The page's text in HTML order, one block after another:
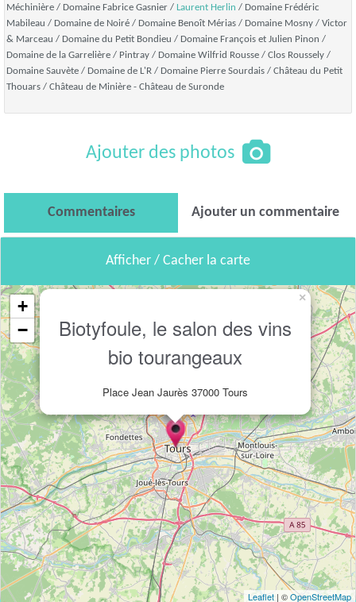
Méchinière / Domaine Fabrice Gasnier / Laurent Herlin / Domaine Frédéric
Mabileau / Domaine de Noiré / Domaine Benoît Mérias / Domaine Mosny / Victor
& Marceau / Domaine du Petit Bondieu / Domaine François et Julien Pinon /
Domaine de la Garrelière / Pintray / Domaine Wilfrid Rousse / Clos Roussely /
Domaine Sauvète / Domaine de L'R / Domaine Pierre Sourdais / Château du Petit
Thouars / Château de Minière - Château de Suronde
Ajouter des photos
Commentaires Ajouter un commentaire
Afficher / Cacher la carte
Biotyfoule, le salon des vins
bio tourangeaux
Place Jean Jaurès 37000 Tours
×
+
−
Leaflet | ©OpenStreetMap